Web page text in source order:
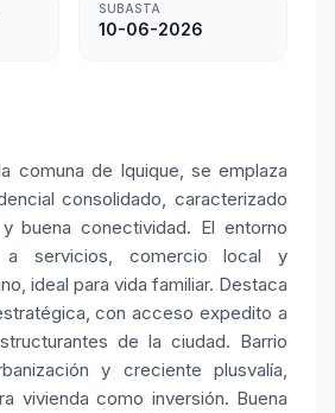
SUBASTA
10-06-2026
comuna de Iquique, se emplaza
consolidado, caracterizado
buena conectividad. El entorno
a servicios, comercio local y
ideal para vida familiar. Destaca
con acceso expedito a
de la ciudad. Barrio
y creciente plusvalía,
vivienda como inversión. Buena